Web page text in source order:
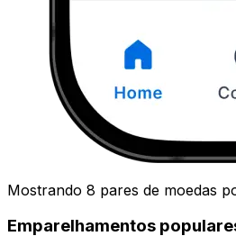
Mostrando 8 pares de moedas
Emparelhamentos